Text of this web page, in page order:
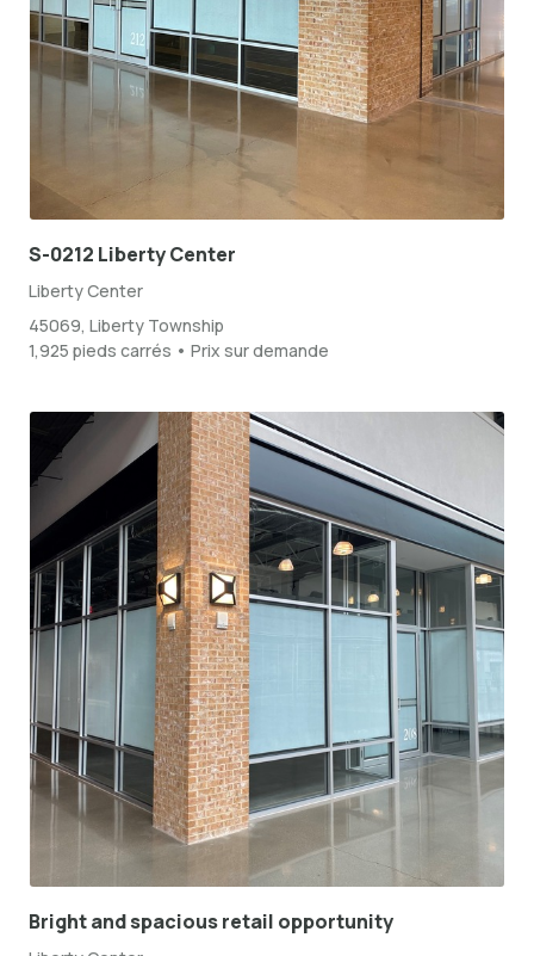
S-0212 Liberty Center
Liberty Center
45069, Liberty Township
1,925 pieds carrés • Prix sur demande
Bright and spacious retail opportunity